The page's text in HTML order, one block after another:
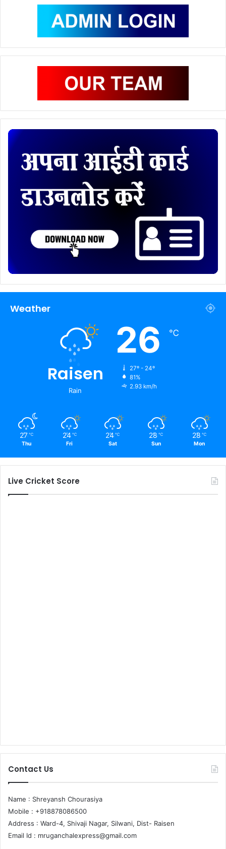
Weather
Raisen
Rain
26 ℃
27º - 24º
81%
2.93 km/h
27 ℃
Thu
24 ℃
Fri
24 ℃
Sat
28 ℃
Sun
28 ℃
Mon
Live Cricket Score
Contact Us
Name : Shreyansh Chourasiya
Mobile : +918878086500
Address : Ward-4, Shivaji Nagar, Silwani, Dist- Raisen
Email Id : mruganchalexpress@gmail.com